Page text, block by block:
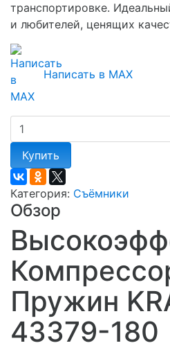
транспортировке.
и любителей, ценящих
Написать в MAX
Купить
Категория: Съёмники
Обзор
Пружин
43379-180